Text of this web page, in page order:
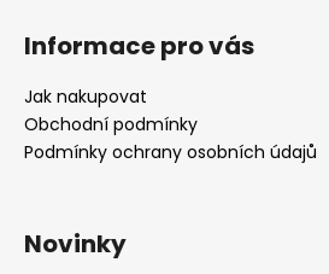
Informace pro vás
Jak nakupovat
Obchodní podmínky
Podmínky ochrany osobních údajů
Novinky